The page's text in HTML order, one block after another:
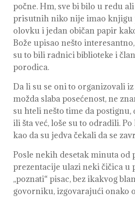
počne. Hm, sve bi bilo u redu
prisutnih niko nije imao knjigu
olovku i jedan običan papir
Bože upisao nešto
su to bili radnici biblioteke i
porodica.
Da li su se oni to organizovali
možda slaba posećenost, ne
su hteli nešto time da
ili šta već, loše su to odradili.
kao da su jedva čekali da se
Posle nekih desetak minuta od
prezentacije ulazi neki čičica u
,,poznati“ pisac, bez ikakvog
govorniku, izgovarajući onako